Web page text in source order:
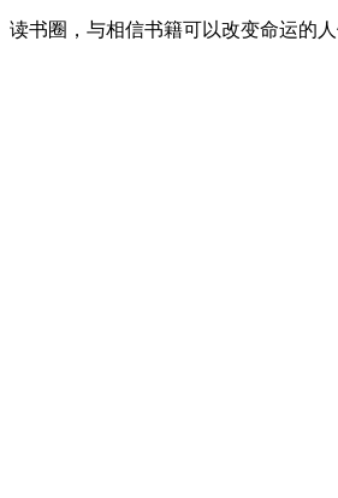
读书圈，与相信书籍可以改变命运的